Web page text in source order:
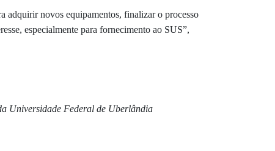
adquirir novos equipamentos, finalizar o processo
especialmente para fornecimento ao SUS”,
Universidade Federal de Uberlândia